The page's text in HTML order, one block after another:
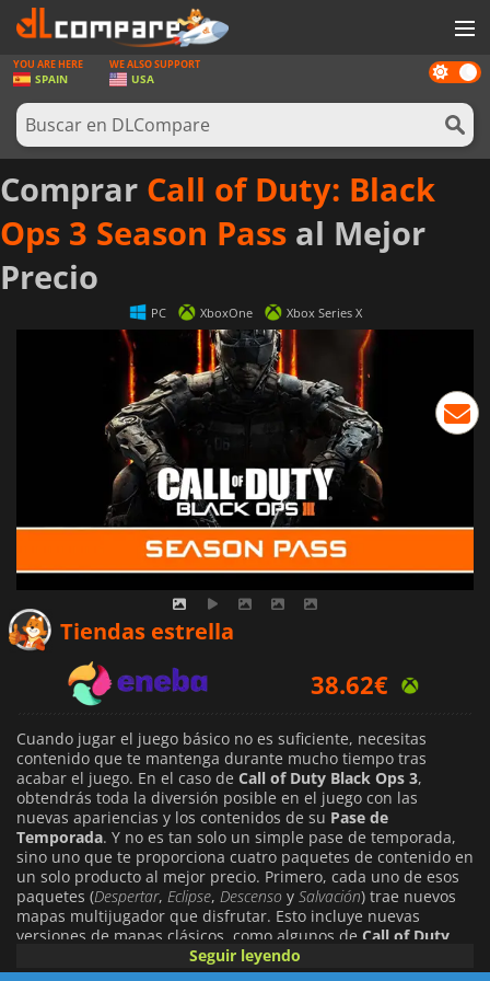
JUEGOS
TARJETAS PREPAGO
SOFTWARE
REWARDS
HARDWARE
NOTICIAS
INICIAR SESIÓN O REGISTRARSE
Dark
mode
YOU ARE HERE
SPAIN
WE ALSO SUPPORT
USA
Comprar Call of Duty: Black
Ops 3 Season Pass al Mejor
Precio
PC XboxOne Xbox Series X
Tiendas estrella
38.62€
39.75€
Cuando jugar el juego básico no es suficiente, necesitas
contenido que te mantenga durante mucho tiempo tras
acabar el juego. En el caso de Call of Duty Black Ops 3,
obtendrás toda la diversión posible en el juego con las
nuevas apariencias y los contenidos de su Pase de
Temporada. Y no es tan solo un simple pase de temporada,
sino uno que te proporciona cuatro paquetes de contenido en
un solo producto al mejor precio. Primero, cada uno de esos
paquetes (Despertar, Eclipse, Descenso y Salvación) trae nuevos
mapas multijugador que disfrutar. Esto incluye nuevas
versiones de mapas clásicos, como algunos de Call of Duty
. Pero la auténtica diversión del Pase de
Temporada de Call of Duty: Black Ops 3 es que tendrás la
Seguir leyendo